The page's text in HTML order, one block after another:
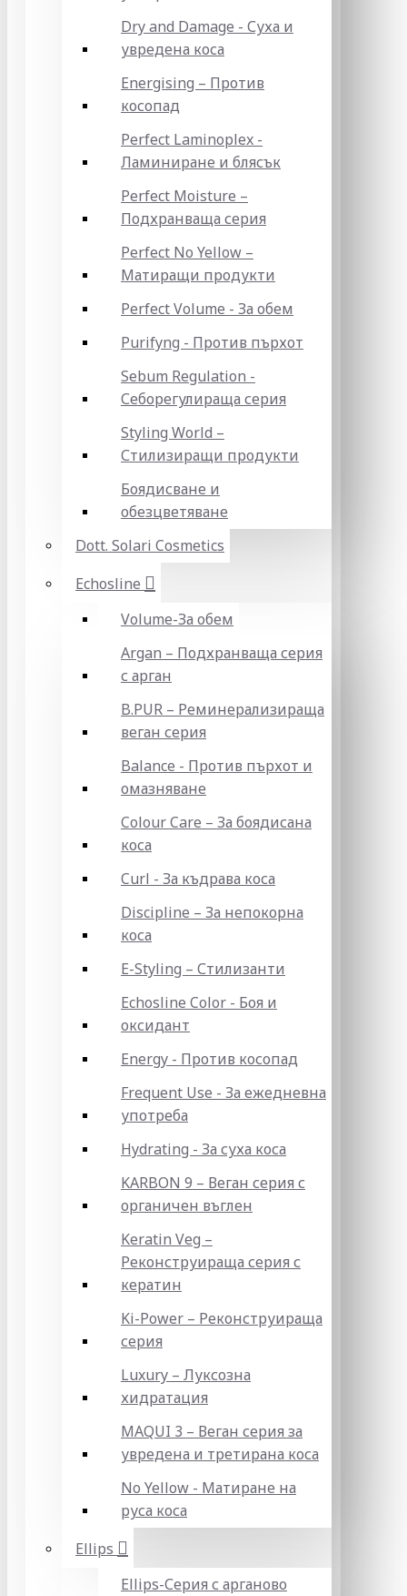
Dry and Damage - Суха и
увредена коса
Energising – Против
косопад
Perfect Laminoplex -
Ламиниране и блясък
Perfect Moisture –
Подхранваща серия
Perfect No Yellow –
Матиращи продукти
Perfect Volume - За обем
Purifyng - Против пърхот
Sebum Regulation -
Себорегулираща серия
Styling World –
Стилизиращи продукти
Боядисване и
обезцветяване
Dott. Solari Cosmetics
Echosline
Volume-За обем
Argan – Подхранваща серия
с арган
B.PUR – Реминерализираща
веган серия
Balance - Против пърхот и
омазняване
Colour Care – За боядисана
коса
Curl - За къдрава коса
Discipline – За непокорна
коса
E-Styling – Стилизанти
Echosline Color - Боя и
оксидант
Energy - Против косопад
Frequent Use - За ежедневна
употреба
Hydrating - За суха коса
KARBON 9 – Веган серия с
органичен въглен
Keratin Veg –
Реконструираща серия с
кератин
Ki-Power – Реконструираща
серия
Luxury – Луксозна
хидратация
MAQUI 3 – Веган серия за
увредена и третирана коса
No Yellow - Матиране на
руса коса
Ellips
Ellips-Серия с арганово